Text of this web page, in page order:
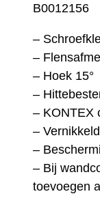
B0012156
–
–
– Hoek 15°
–
– KONTEX
–
–
– Bij
toevoegen